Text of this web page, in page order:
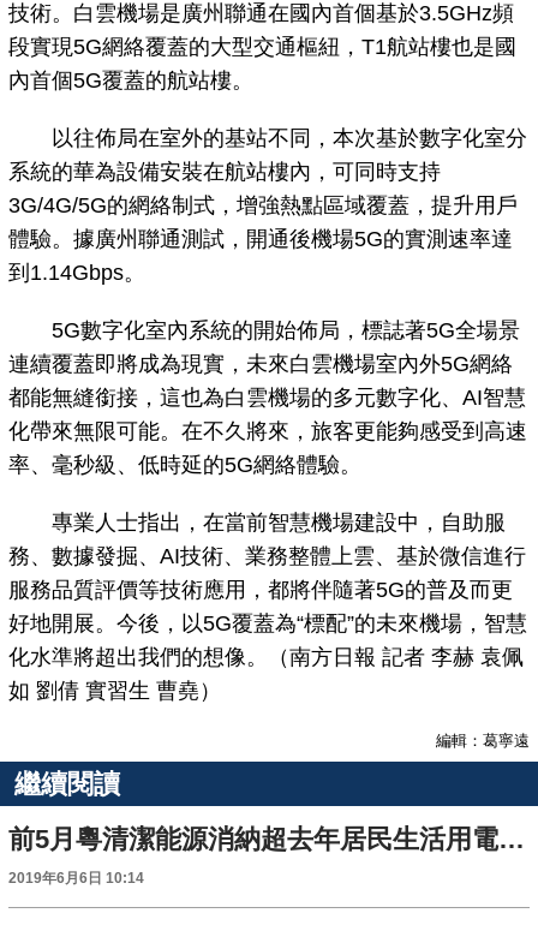
技術。白雲機場是廣州聯通在國內首個基於3.5GHz頻
段實現5G網絡覆蓋的大型交通樞紐，T1航站樓也是國
內首個5G覆蓋的航站樓。
以往佈局在室外的基站不同，本次基於數字化室分
系統的華為設備安裝在航站樓內，可同時支持
3G/4G/5G的網絡制式，增強熱點區域覆蓋，提升用戶
體驗。據廣州聯通測試，開通後機場5G的實測速率達
到1.14Gbps。
5G數字化室內系統的開始佈局，標誌著5G全場景
連續覆蓋即將成為現實，未來白雲機場室內外5G網絡
都能無縫銜接，這也為白雲機場的多元數字化、AI智慧
化帶來無限可能。在不久將來，旅客更能夠感受到高速
率、毫秒級、低時延的5G網絡體驗。
專業人士指出，在當前智慧機場建設中，自助服
務、數據發掘、AI技術、業務整體上雲、基於微信進行
服務品質評價等技術應用，都將伴隨著5G的普及而更
好地開展。今後，以5G覆蓋為“標配”的未來機場，智慧
化水準將超出我們的想像。（南方日報 記者 李赫 袁佩
如 劉倩 實習生 曹堯）
編輯：葛寧遠
繼續閱讀
前5月粵清潔能源消納超去年居民生活用電總量
2019年6月6日 10:14